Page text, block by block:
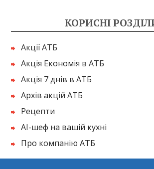
КОРИСНІ
Акції АТБ
Акція Економія в АТБ
Акція 7 днів в АТБ
Архів акцій АТБ
Рецепти
AI-шеф на вашій кухні
Про компанію АТБ